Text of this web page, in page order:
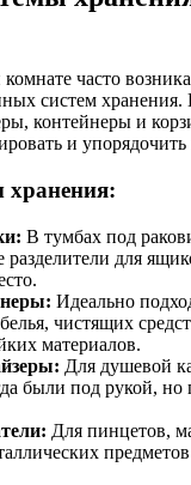
часто
систем хранения.
контейнеры и
и
В тумбах под
разделители для
Идеально
чистящих
материалов.
Для душевой
были под рукой, но
Для пинцетов,